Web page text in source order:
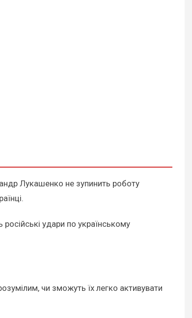
Лукашенко не зупинить роботу
удари по українському
чи зможуть їх легко активувати